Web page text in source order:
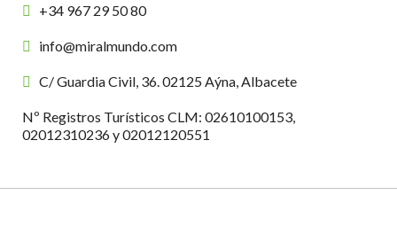
+34 967 29 50 80
info@miralmundo.com
C/ Guardia Civil, 36. 02125 Aýna, Albacete
Nº Registros Turísticos CLM: 02610100153,
02012310236 y 02012120551